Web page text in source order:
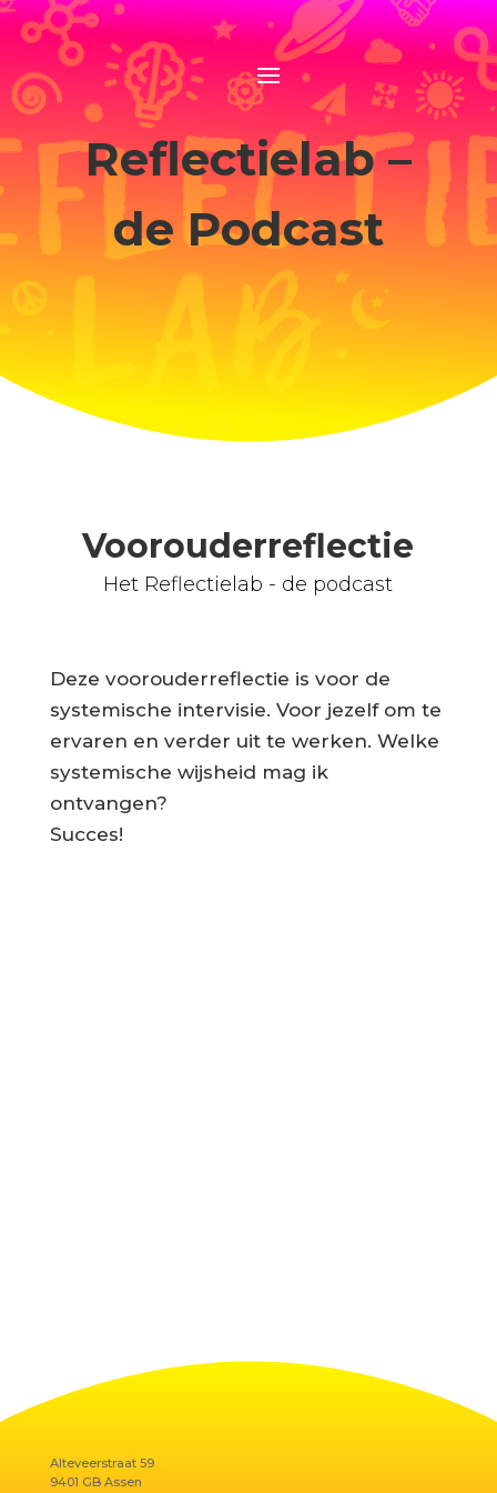
Reflectielab –
de Podcast
Voorouderreflectie
Het Reflectielab - de podcast
Deze voorouderreflectie is voor de
systemische intervisie. Voor jezelf om te
ervaren en verder uit te werken. Welke
systemische wijsheid mag ik
ontvangen?
Succes!
Alteveerstraat 59
9401 GB Assen